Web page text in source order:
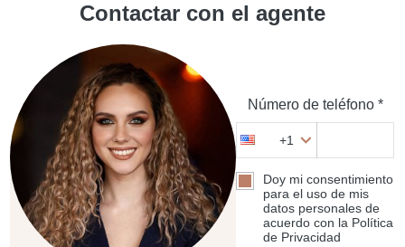
Contactar con el agente
Número de teléfono *
+1
Doy mi consentimiento
para el uso de mis
datos personales de
acuerdo con la Política
de Privacidad